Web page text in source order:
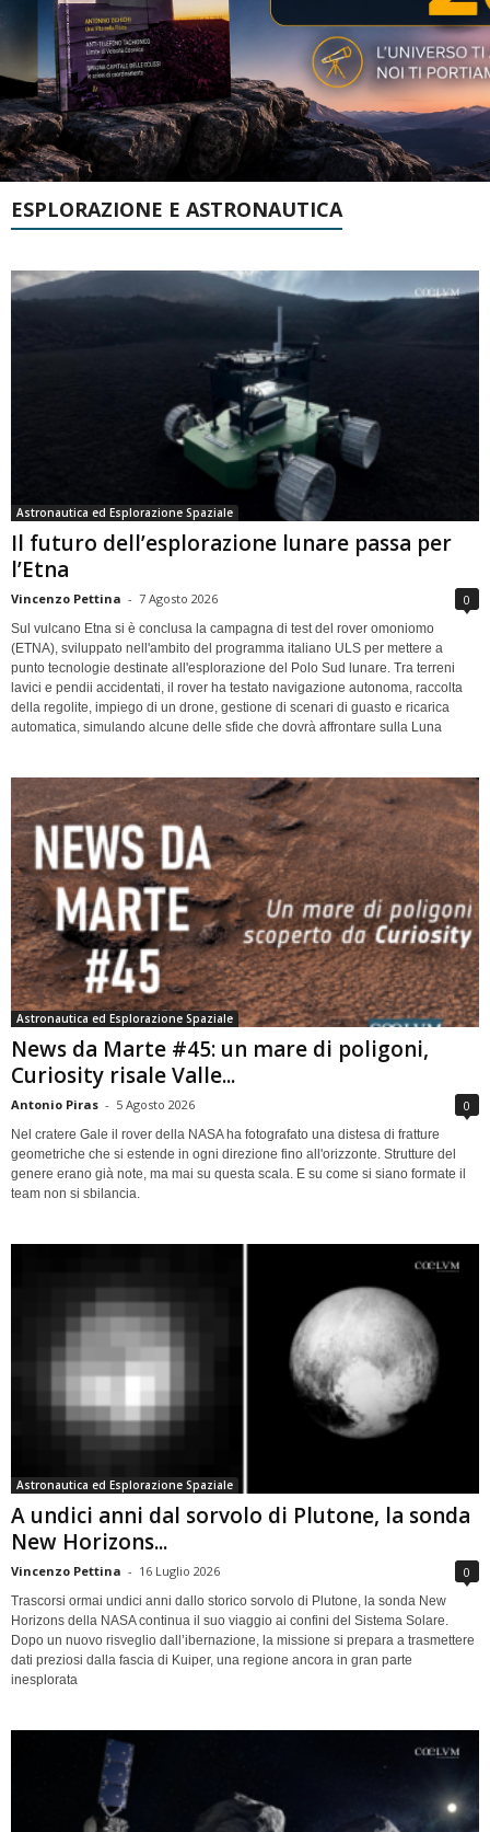
ESPLORAZIONE E ASTRONAUTICA
Astronautica ed Esplorazione Spaziale
Il futuro dell’esplorazione lunare passa per
l’Etna
Vincenzo Pettina - 7 Agosto 2026 0
Sul vulcano Etna si è conclusa la campagna di test del rover omoniomo
(ETNA), sviluppato nell'ambito del programma italiano ULS per mettere a
punto tecnologie destinate all'esplorazione del Polo Sud lunare. Tra terreni
lavici e pendii accidentati, il rover ha testato navigazione autonoma, raccolta
della regolite, impiego di un drone, gestione di scenari di guasto e ricarica
automatica, simulando alcune delle sfide che dovrà affrontare sulla Luna
Astronautica ed Esplorazione Spaziale
News da Marte #45: un mare di poligoni,
Curiosity risale Valle...
Antonio Piras - 5 Agosto 2026 0
Nel cratere Gale il rover della NASA ha fotografato una distesa di fratture
geometriche che si estende in ogni direzione fino all'orizzonte. Strutture del
genere erano già note, ma mai su questa scala. E su come si siano formate il
team non si sbilancia.
Astronautica ed Esplorazione Spaziale
A undici anni dal sorvolo di Plutone, la sonda
New Horizons...
Vincenzo Pettina - 16 Luglio 2026 0
Trascorsi ormai undici anni dallo storico sorvolo di Plutone, la sonda New
Horizons della NASA continua il suo viaggio ai confini del Sistema Solare.
Dopo un nuovo risveglio dall’ibernazione, la missione si prepara a trasmettere
dati preziosi dalla fascia di Kuiper, una regione ancora in gran parte
inesplorata